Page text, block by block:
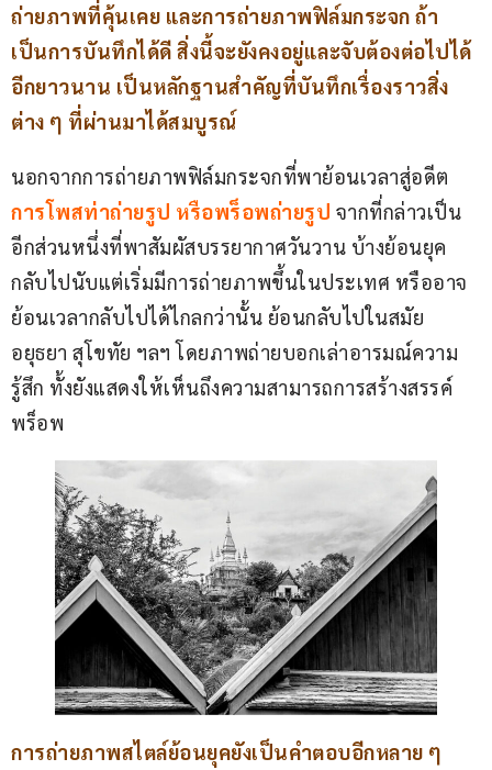
ถ่ายภาพที่คุ้นเคย และการถ่ายภาพฟิล์มกระจก ถ้า
เป็นการบันทึกได้ดี สิ่งนี้จะยังคงอยู่และจับต้องต่อไปได้
อีกยาวนาน เป็นหลักฐานสำคัญที่บันทึกเรื่องราวสิ่ง
ต่าง ๆ ที่ผ่านมาได้สมบูรณ์
นอกจากการถ่ายภาพฟิล์มกระจกที่พาย้อนเวลาสู่อดีต
การโพสท่าถ่ายรูป หรือพร็อพถ่ายรูป จากที่กล่าวเป็น
อีกส่วนหนึ่งที่พาสัมผัสบรรยากาศวันวาน บ้างย้อนยุค
กลับไปนับแต่เริ่มมีการถ่ายภาพขึ้นในประเทศ หรืออาจ
ย้อนเวลากลับไปได้ไกลกว่านั้น ย้อนกลับไปในสมัย
อยุธยา สุโขทัย ฯลฯ โดยภาพถ่ายบอกเล่าอารมณ์ความ
รู้สึก ทั้งยังแสดงให้เห็นถึงความสามารถการสร้างสรรค์
พร็อพ
การถ่ายภาพสไตล์ย้อนยุคยังเป็นคำตอบอีกหลาย ๆ